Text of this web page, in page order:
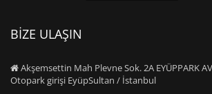
BİZE ULAŞIN
Akşemsettin Mah Plevne Sok. 2A EYÜPPARK
Otopark girişi EyüpSultan / İstanbul